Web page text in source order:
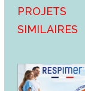
Projets
similaires